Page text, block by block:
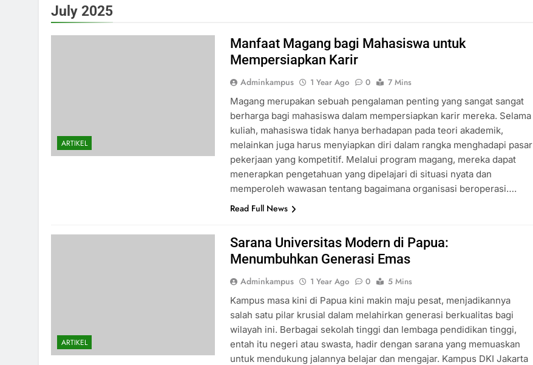
July 2025
ARTIKEL
Manfaat Magang bagi Mahasiswa untuk
Mempersiapkan Karir
Adminkampus 1 Year Ago 0
7 Mins
Magang merupakan sebuah pengalaman penting yang sangat sangat
berharga bagi mahasiswa dalam mempersiapkan karir mereka. Selama
kuliah, mahasiswa tidak hanya berhadapan pada teori akademik,
melainkan juga harus menyiapkan diri dalam rangka menghadapi pasar
pekerjaan yang kompetitif. Melalui program magang, mereka dapat
menerapkan pengetahuan yang dipelajari di situasi nyata dan
memperoleh wawasan tentang bagaimana organisasi beroperasi….
Read Full News
ARTIKEL
Sarana Universitas Modern di Papua:
Menumbuhkan Generasi Emas
Adminkampus 1 Year Ago 0
5 Mins
Kampus masa kini di Papua kini makin maju pesat, menjadikannya
salah satu pilar krusial dalam melahirkan generasi berkualitas bagi
wilayah ini. Berbagai sekolah tinggi dan lembaga pendidikan tinggi,
entah itu negeri atau swasta, hadir dengan sarana yang memuaskan
untuk mendukung jalannya belajar dan mengajar. Kampus DKI Jakarta